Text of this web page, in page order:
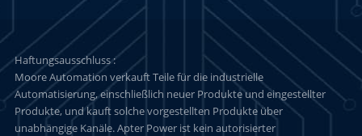
Haftungsausschluss :
Moore Automation verkauft Teile für die industrielle
Automatisierung, einschließlich neuer Produkte und eingestellter
Produkte, und kauft solche vorgestellten Produkte über
unabhängige Kanäle. Apter Power ist kein autorisierter